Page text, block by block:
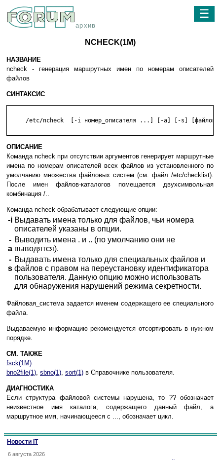
архив
☰
NCHECK(1M)
НАЗВАНИЕ
ncheck - генерация маршрутных имен по номерам описателей
файлов
СИНТАКСИС
/etc/ncheck  [-i номер_описателя ...] [-a] [-s]
ОПИСАНИЕ
Команда ncheck при отсутствии аргументов генерирует маршрутные
имена по номерам описателей всех файлов из установленного по
умолчанию множества файловых систем (см. файл /etc/checklist).
После имен файлов-каталогов помещается двухсимвольная
комбинация /..
Команда ncheck обрабатывает следующие опции:
-i Выдавать имена только для файлов, чьи номера
описателей указаны в опции.
-
a
Выводить имена . и .. (по умолчанию они не
выводятся).
-
s
Выдавать имена только для специальных файлов и
файлов с правом на переустановку идентификатора
пользователя. Данную опцию можно использовать
для обнаружения нарушений режима секретности.
Файловая_система задается именем содержащего ее специального
файла.
Выдаваемую информацию рекомендуется отсортировать в нужном
порядке.
СМ. ТАКЖЕ
fsck(1M).
bno2file(1), sbno(1), sort(1) в Справочнике пользователя.
ДИАГНОСТИКА
Если структура файловой системы нарушена, то ?? обозначает
неизвестное имя каталога, содержащего данный файл, а
маршрутное имя, начинающееся с ..., обозначает цикл.
Новости IT
6 августа 2026